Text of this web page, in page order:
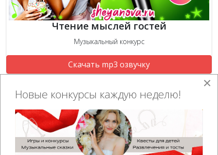
Чтение мыслей гостей
Музыкальный конкурс
Скачать mp3 озвучку
Ведущая:
Ну а теперь я конкурс вам объявляю,
Кто желает участвовать,
К себе приглашаю!
×
Новые конкурсы каждую неделю!